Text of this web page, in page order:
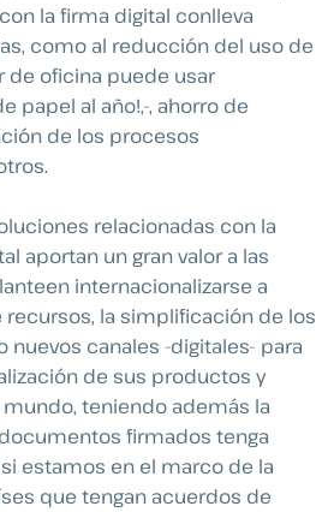
la firma digital conlleva
como al reducción del uso de
de oficina puede usar
papel al año!,-, ahorro de
de los procesos
relacionadas con la
aportan un gran valor a las
internacionalizarse a
recursos, la simplificación de los
nuevos canales -digitales- para
de sus productos y
teniendo además la
firmados tenga
estamos en el marco de la
que tengan acuerdos de